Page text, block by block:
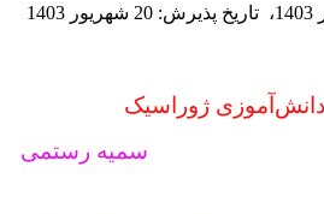
، تاریخ پذیرش: 20 شهریور 1403
دانش‌آموزی ژوراسیک
سمیه رستمی